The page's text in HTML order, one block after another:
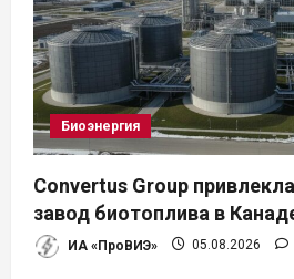
Биоэнергия
Convertus Group
завод биотоплива в
ИА «ПроВИЭ» 05.08.2026